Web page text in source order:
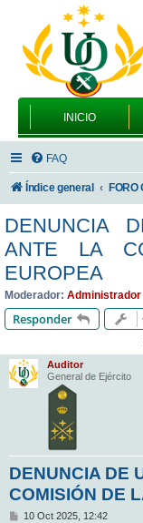
INICIO
FAQ
Índice general
DENUNCIA
ANTE LA
EUROPEA
Moderador: Administrador
Responder
Auditor
General de Ejército
DENUNCIA DE
COMISIÓN DE
M10 Oct 2025, 12:42